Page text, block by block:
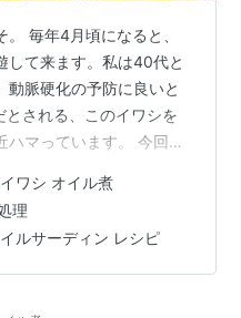
毎年4月頃になると、
して来ます。私は40代と
動脈硬化の予防に良いと
とされる、このイワシを
マっています。 今回は
な＂イワシのオイルサ
ていただきます。 イワ
味しいおすすめ簡単レ
しさアップ オイルサー
イワシ オイル煮
理
ルサーディン レシピ